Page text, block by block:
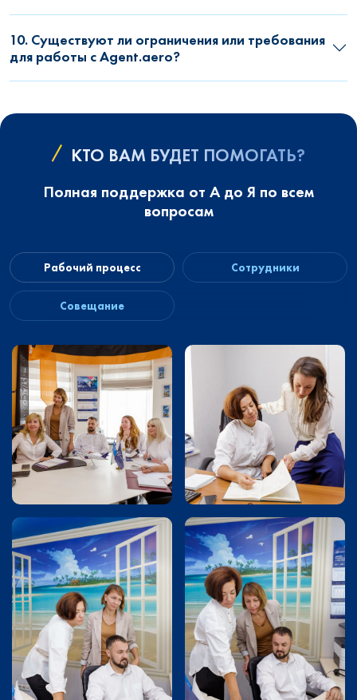
10. Существуют ли ограничения или требования
для работы с Agent.aero?
КТО ВАМ БУДЕТ ПОМОГАТЬ?
Полная поддержка от А до Я по всем
вопросам
Рабочий процесс Сотрудники
Совещание